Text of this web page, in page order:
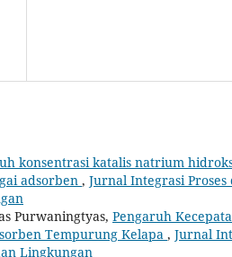
konsentrasi katalis natrium
adsorben , Jurnal Integrasi Proses
Purwaningtyas, Pengaruh
Tempurung Kelapa , Jurnal
Lingkungan